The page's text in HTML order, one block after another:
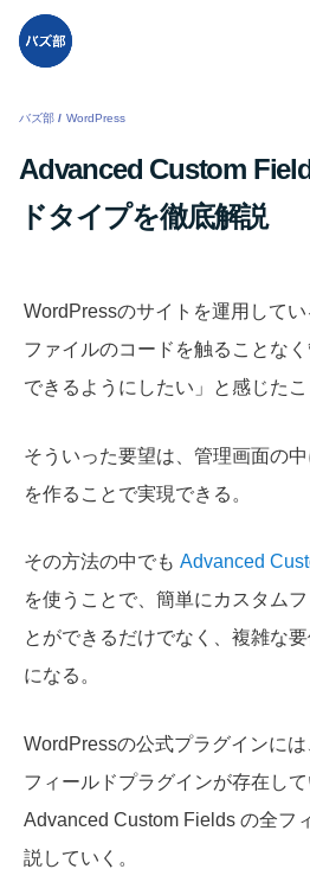
バズ部 / WordPress
Advanced Custom
ドタイプを徹底解説
WordPressのサイトを運用して
ファイルのコードを触ることな
できるようにしたい」と感じたこ
そういった要望は、管理画面の
を作ることで実現できる。
その方法の中でも Advanced
を使うことで、簡単にカスタム
とができるだけでなく、複雑な
になる。
WordPressの公式プラグインに
フィールドプラグインが存在し
Advanced Custom Fields の全フ
説していく。